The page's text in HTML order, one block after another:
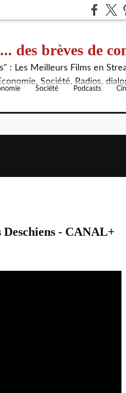
des brèves de
: Les Meilleurs Films en
Société. Radios,
Société Podcasts
- CANAL+